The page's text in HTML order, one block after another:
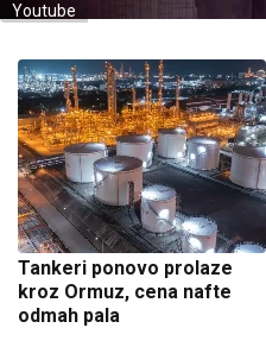
Youtube
Tankeri ponovo prolaze
kroz Ormuz, cena nafte
odmah pala